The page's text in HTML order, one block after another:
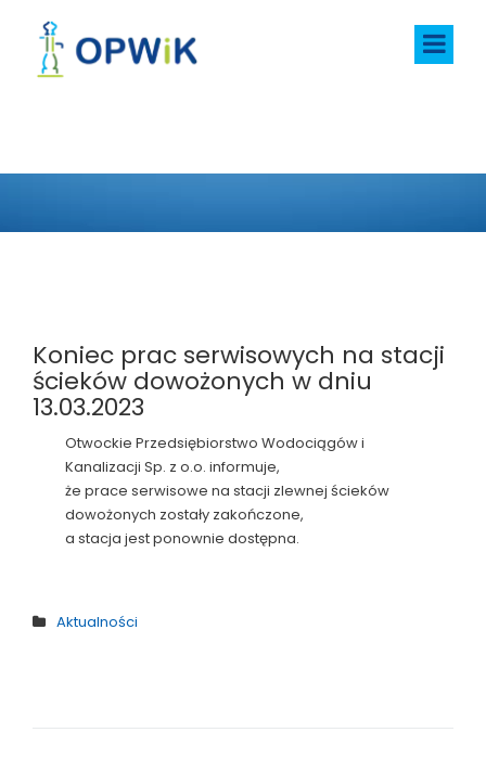
Koniec prac serwisowych na stacji
ścieków dowożonych w dniu
13.03.2023
Otwockie Przedsiębiorstwo Wodociągów i
Kanalizacji Sp. z o.o. informuje,
że prace serwisowe na stacji zlewnej ścieków
dowożonych zostały zakończone,
a stacja jest ponownie dostępna.
Aktualności